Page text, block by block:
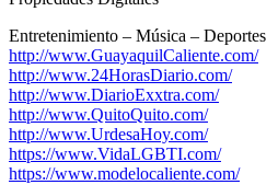
Entretenimiento – Música – Deportes
http://www.GuayaquilCaliente.com/
http://www.24HorasDiario.com/
http://www.DiarioExxtra.com/
http://www.QuitoQuito.com/
http://www.UrdesaHoy.com/
https://www.VidaLGBTI.com/
https://www.modelocaliente.com/